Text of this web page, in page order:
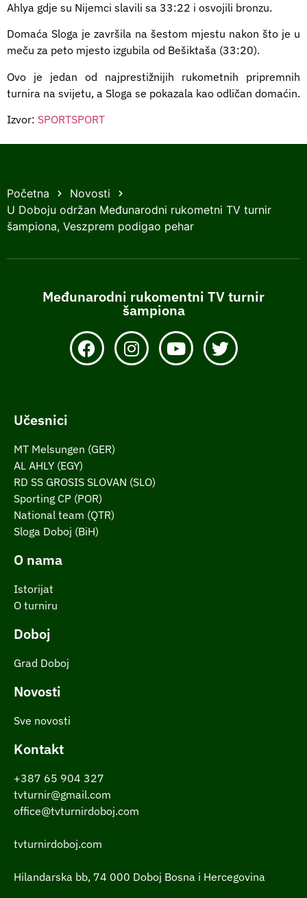
Ahlya gdje su Nijemci slavili sa 33:22 i osvojili bronzu.
Domaća Sloga je završila na šestom mjestu nakon što je u
meču za peto mjesto izgubila od Bešiktaša (33:20).
Ovo je jedan od najprestižnijih rukometnih pripremnih
turnira na svijetu, a Sloga se pokazala kao odličan domaćin.
Izvor: SPORTSPORT
Početna
Novosti
U Doboju održan Međunarodni rukometni TV turnir
šampiona, Veszprem podigao pehar
Međunarodni rukomentni TV turnir
šampiona
Učesnici
MT Melsungen (GER)
AL AHLY (EGY)
RD SS GROSIS SLOVAN (SLO)
Sporting CP (POR)
National team (QTR)
Sloga Doboj (BiH)
O nama
Istorijat
O turniru
Doboj
Grad Doboj
Novosti
Sve novosti
Kontakt
+387 65 904 327
tvturnir@gmail.com
office@tvturnirdoboj.com
tvturnirdoboj.com
Hilandarska bb, 74 000 Doboj Bosna i Hercegovina